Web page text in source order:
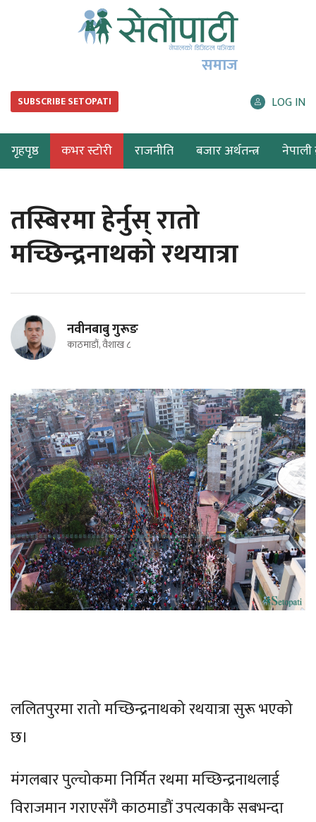
समाज
SUBSCRIBE SETOPATI LOG IN
गृहपृष्ठ कभर स्टोरी राजनीति बजार अर्थतन्त्र नेपाली
तस्बिरमा हेर्नुस् रातो
मच्छिन्द्रनाथको रथयात्रा
नवीनबाबु गुरूङ
काठमाडौं, वैशाख ८
ललितपुरमा रातो मच्छिन्द्रनाथको रथयात्रा सुरू भएको
छ।
मंगलबार पुल्चोकमा निर्मित रथमा मच्छिन्द्रनाथलाई
विराजमान गराएसँगै काठमाडौं उपत्यकाकै सबभन्दा